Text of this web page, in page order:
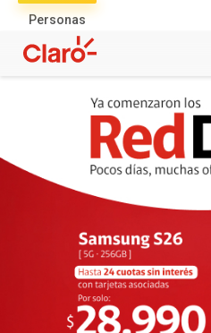
Personas
productos